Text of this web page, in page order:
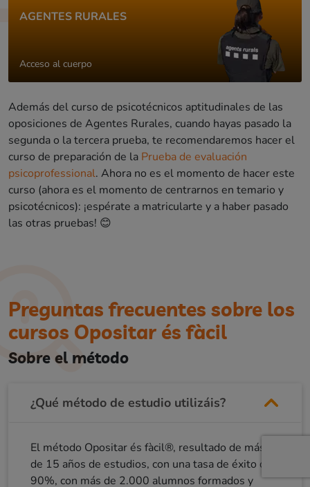
AGENTES RURALES
Acceso al cuerpo
Además del curso de psicotécnicos aptitudinales de las
oposiciones de Agentes Rurales, cuando hayas pasado la
segunda o la tercera prueba, te recomendaremos hacer el
curso de preparación de la Prueba de evaluación
psicoprofessional. Ahora no es el momento de hacer este
curso (ahora es el momento de centrarnos en temario y
psicotécnicos): ¡espérate a matricularte y a haber pasado
las otras pruebas! 😊
Preguntas frecuentes sobre los
cursos Opositar és fàcil
Sobre el método
¿Qué método de estudio utilizáis?
El método Opositar és fàcil®, resultado de más
de 15 años de estudios, con una tasa de éxito del
90%, con más de 2.000 alumnos formados y